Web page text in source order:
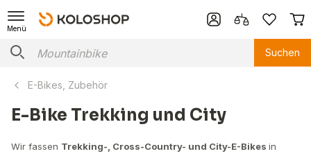
Menü
Suchen
E-Bikes, Zubehör
E-Bike Trekking und City
Wir fassen Trekking-, Cross-Country- und City-E-Bikes in